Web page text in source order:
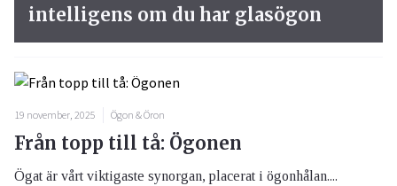
19 november, 2025 Ögon & Öron
Från topp till tå: Ögonen
Ögat är vårt viktigaste synorgan, placerat i ögonhålan....
intelligens om du har glasögon